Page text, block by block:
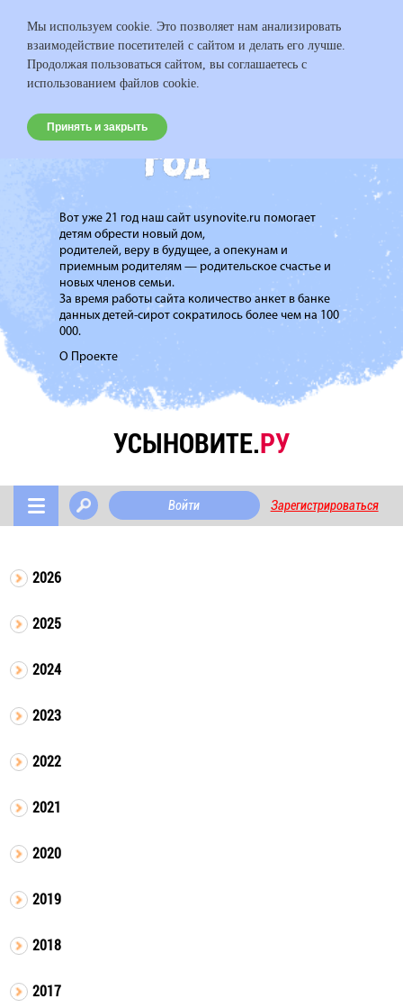
Вот уже 21 год наш сайт usynovite.ru помогает
детям обрести новый дом,
родителей, веру в будущее, а опекунам и
приемным родителям — родительское счастье и
новых членов семьи.
За время работы сайта количество анкет в банке
данных детей-сирот сократилось более чем на 100
000.
О Проекте
УСЫНОВИТЕ.РУ
Войти Зарегистрироваться
2026
2025
2024
2023
2022
2021
2020
2019
2018
2017
Мы используем cookie. Это позволяет нам анализировать
взаимодействие посетителей с сайтом и делать его лучше.
Продолжая пользоваться сайтом, вы соглашаетесь с
использованием файлов cookie.
Принять и закрыть